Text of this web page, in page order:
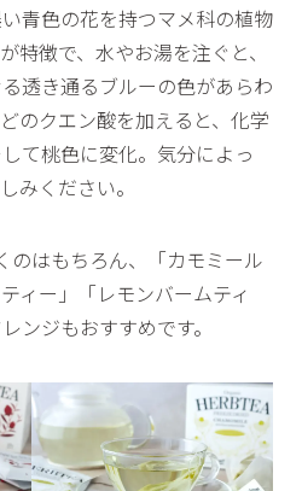
青色の花を持つマメ科の植物
特徴で、水やお湯を注ぐと、
透き通るブルーの色があらわ
のクエン酸を加えると、化学
て桃色に変化。気分によっ
みください。
のはもちろん、「カモミール
ィー」「レモンバームティ
ンジもおすすめです。